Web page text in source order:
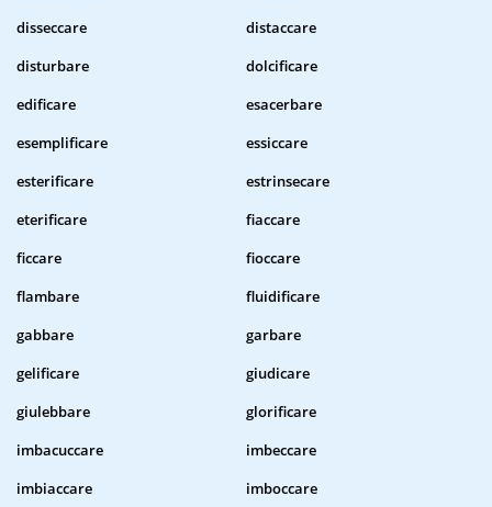
disseccare
distaccare
disturbare
dolcificare
edificare
esacerbare
esemplificare
essiccare
esterificare
estrinsecare
eterificare
fiaccare
ficcare
fioccare
flambare
fluidificare
gabbare
garbare
gelificare
giudicare
giulebbare
glorificare
imbacuccare
imbeccare
imbiaccare
imboccare